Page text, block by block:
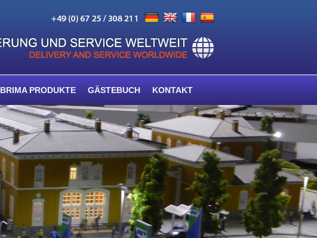
BRIMA PRODUKTE GÄSTEBUCH KONTAKT